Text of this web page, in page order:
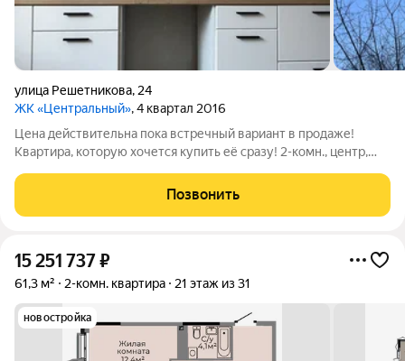
улица Решетникова, 24
ЖК «Центральный», 4 квартал 2016
Цена действительна пока встречный вариант в продаже!
Квартира, которую хочется купить её сразу! 2-комн., центр,
начинается легко: всё рядом, никуда не нужно спешить, а дома
уют, тишина и комфорт.
Позвонить
15 251 737₽
61,3 м² 2-комн. квартира 21 этаж из 31
новостройка